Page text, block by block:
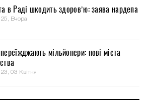
в Раді шкодить здоров’ю: заява нардепа
Вчора
мільйонери: нові міста
03 Квітня